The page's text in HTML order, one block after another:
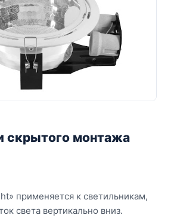
скрытого монтажа
применяется к светильникам,
света вертикально вниз.